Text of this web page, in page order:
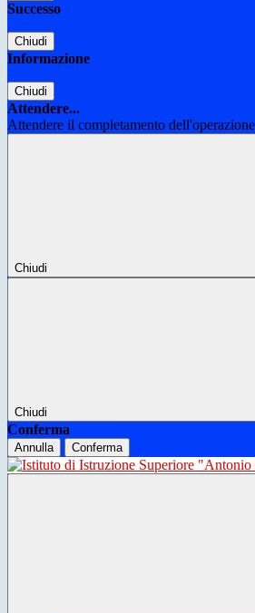
Successo
Chiudi
Informazione
Chiudi
Attendere...
Attendere il completamento
Chiudi
Chiudi
Conferma
Annulla Conferma